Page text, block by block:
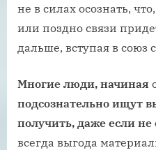
не в силах осознать,
или поздно связи
дальше, вступая в союз
Многие люди, начиная
подсознательно ищут
получить, даже если не
всегда выгода